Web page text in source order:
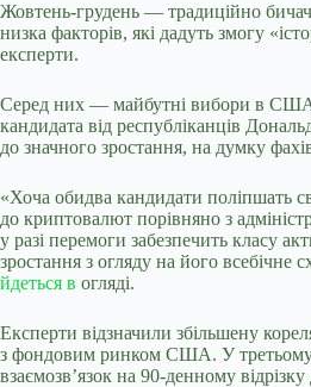
Жовтень-грудень — традиційно
низка факторів, які дадуть змогу
експерти.
Серед них — майбутні вибори в
кандидата від республіканців
до значного зростання, на думку
«Хоча обидва кандидати поліпшать
до криптовалют порівняно з
у разі перемоги забезпечить класу
зростання з огляду на його всебічне
йдеться в огляді.
Експерти відзначили збільшену
з фондовим ринком США. У третьому
взаємозв’язок на 90-денному відрізку